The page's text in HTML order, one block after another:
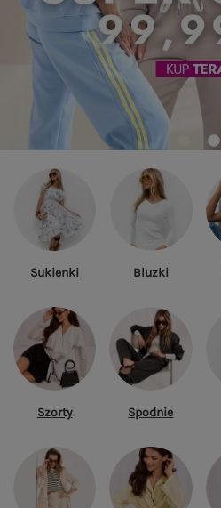
Sukienki Bluzki
Szorty Spodnie